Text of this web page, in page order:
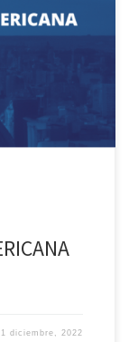
queremos
participaron
realizó este año
en […]
diciembre, 2022